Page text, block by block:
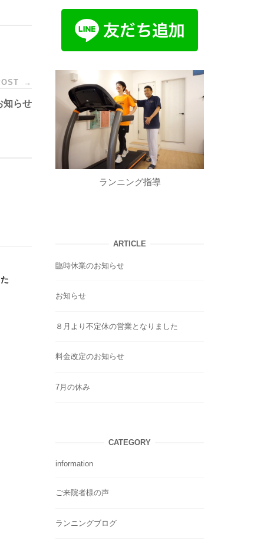
→
知らせ
ランニング指導
ARTICLE
臨時休業のお知らせ
お知らせ
８月より不定休の営業となりました
料金改定のお知らせ
7月の休み
CATEGORY
information
ご来院者様の声
ランニングブログ